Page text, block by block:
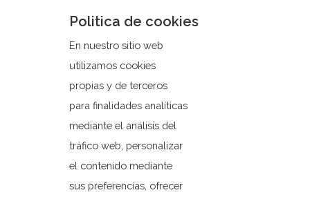
realizadas
Politica de cookies
En nuestro sitio web
utilizamos cookies
propias y de terceros
para finalidades analíticas
mediante el análisis del
tráfico web, personalizar
el contenido mediante
sus preferencias, ofrecer